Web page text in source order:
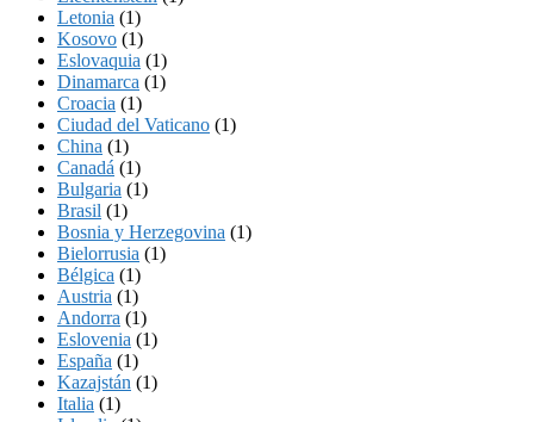
Letonia (1)
Kosovo (1)
Eslovaquia (1)
Dinamarca (1)
Croacia (1)
Ciudad del Vaticano (1)
China (1)
Canadá (1)
Bulgaria (1)
Brasil (1)
Bosnia y Herzegovina (1)
Bielorrusia (1)
Bélgica (1)
Austria (1)
Andorra (1)
Eslovenia (1)
España (1)
Kazajstán (1)
Italia (1)